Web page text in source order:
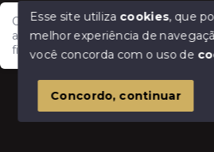
Olá! Fale com a Lilian Carla
atendimento rápido para comprar,
financiar seu imóvel.
© Copyright 2026 - Lilian Carla
SITE PARA IMOBILIARIA
Esse site utiliza cookies, que
melhor experiência de
você concorda com o uso de
Concordo, continuar